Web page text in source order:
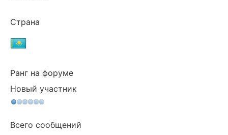
Страна
Ранг на форуме
Новый участник
Всего сообщений